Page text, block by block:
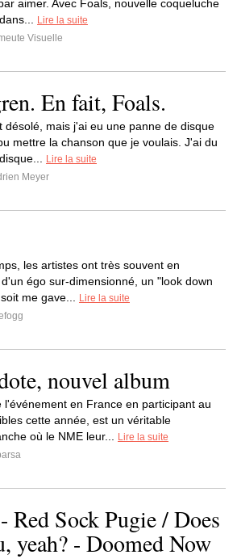
aimer. Avec Foals, nouvelle coqueluche
Lire la suite
Visuelle
En fait, Foals.
désolé, mais j'ai eu une panne de disque
mettre la chanson que je voulais. J'ai du
Lire la suite
Meyer
les artistes ont très souvent en
égo sur-dimensionné, un "look down
me gave...
Lire la suite
nouvel album
l'événement en France en participant au
cette année, est un véritable
où le NME leur...
Lire la suite
Red Sock Pugie / Does
yeah? - Doomed Now